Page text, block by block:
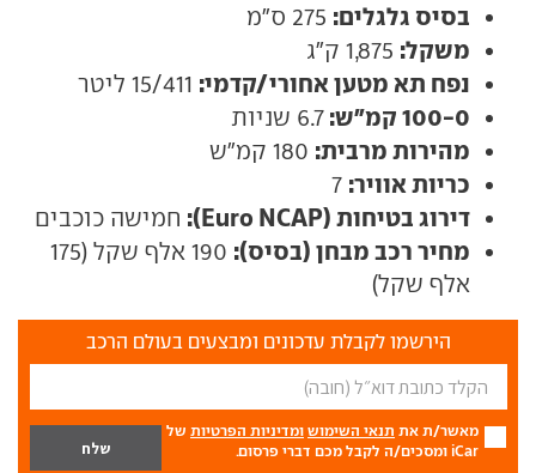
בסיס גלגלים:
משקל:
נפח תא מטען אחורי/קדמי:
100-0 קמ"ש: 6.7 שניות
מהירות מרבית:
כריות אוויר:
דירוג בטיחות (Euro NCAP): חמישה כוכבים
מחיר רכב מבחן (בסיס):
190 אלף שקל (175
אלף שקל)
הירשמו לקבלת עדכונים ומבצעים בעולם הרכב
מאשר/ת את תנאי השימוש ומדיניות הפרטיות של
iCar ומסכים/ה לקבל מכם דברי פרסום.